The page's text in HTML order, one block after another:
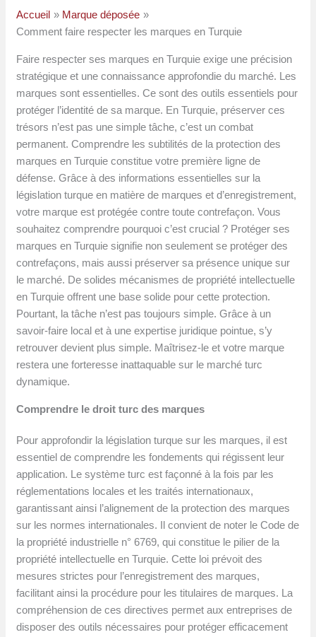
Accueil
Marque déposée
Comment faire respecter les marques en Turquie
Faire respecter ses marques en Turquie exige une précision
stratégique et une connaissance approfondie du marché. Les
marques sont essentielles. Ce sont des outils essentiels pour
protéger l’identité de sa marque. En Turquie, préserver ces
trésors n’est pas une simple tâche, c’est un combat
permanent. Comprendre les subtilités de la protection des
marques en Turquie constitue votre première ligne de
défense. Grâce à des informations essentielles sur la
législation turque en matière de marques et d’enregistrement,
votre marque est protégée contre toute contrefaçon. Vous
souhaitez comprendre pourquoi c’est crucial ? Protéger ses
marques en Turquie signifie non seulement se protéger des
contrefaçons, mais aussi préserver sa présence unique sur
le marché. De solides mécanismes de propriété intellectuelle
en Turquie offrent une base solide pour cette protection.
Pourtant, la tâche n’est pas toujours simple. Grâce à un
savoir-faire local et à une expertise juridique pointue, s’y
retrouver devient plus simple. Maîtrisez-le et votre marque
restera une forteresse inattaquable sur le marché turc
dynamique.
Comprendre le droit turc des marques
Pour approfondir la législation turque sur les marques, il est
essentiel de comprendre les fondements qui régissent leur
application. Le système turc est façonné à la fois par les
réglementations locales et les traités internationaux,
garantissant ainsi l’alignement de la protection des marques
sur les normes internationales. Il convient de noter le Code de
la propriété industrielle n° 6769, qui constitue le pilier de la
propriété intellectuelle en Turquie. Cette loi prévoit des
mesures strictes pour l’enregistrement des marques,
facilitant ainsi la procédure pour les titulaires de marques. La
compréhension de ces directives permet aux entreprises de
disposer des outils nécessaires pour protéger efficacement